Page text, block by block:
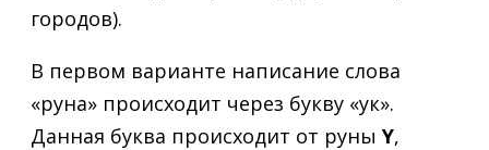
городов).
В первом варианте написание слова
«руна» происходит через букву «ук».
Данная буква происходит от руны Y,